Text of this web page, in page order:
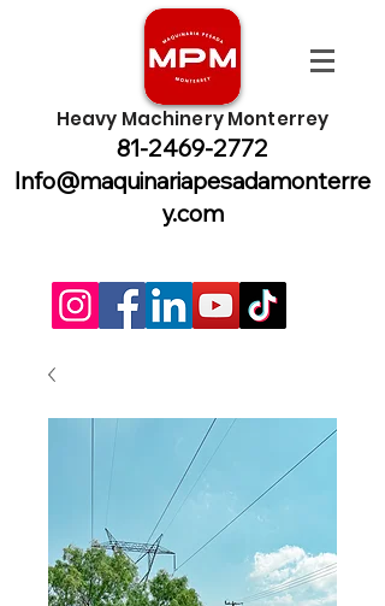
Heavy Machinery Monterrey
81-2469-2772
Info@maquinariapesadamonterre
y.com